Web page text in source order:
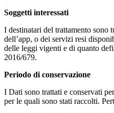
Soggetti interessati
I destinatari del trattamento
dell’app, o dei servizi resi
delle leggi vigenti e di quanto
2016/679.
Periodo di conservazione
I Dati sono trattati e conservati
per le quali sono stati raccolti.